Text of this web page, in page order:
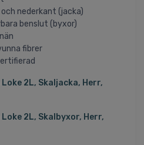
nederkant (jacka)
benslut (byxor)
fibrer
Loke 2L, Skaljacka, Herr,
Loke 2L, Skalbyxor, Herr,